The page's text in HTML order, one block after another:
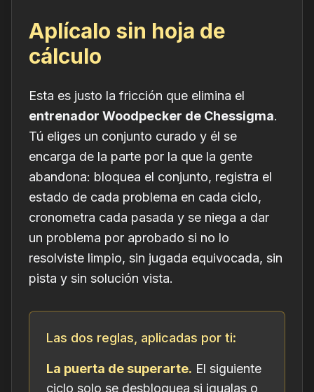
Aplícalo sin hoja de
cálculo
Esta es justo la fricción que elimina el
entrenador Woodpecker de Chessigma.
Tú eliges un conjunto curado y él se
encarga de la parte por la que la gente
abandona: bloquea el conjunto, registra el
estado de cada problema en cada ciclo,
cronometra cada pasada y se niega a dar
un problema por aprobado si no lo
resolviste limpio, sin jugada equivocada, sin
pista y sin solución vista.
Las dos reglas, aplicadas por ti:
La puerta de superarte. El siguiente
ciclo solo se desbloquea si igualas o